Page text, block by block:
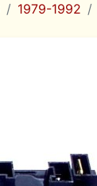
1979-1992